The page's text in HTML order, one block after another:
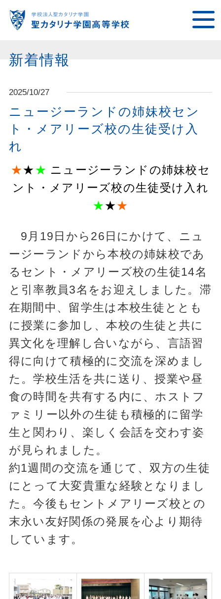
新着情報
2025/10/27
ニュージーランドの姉妹校セン
ト・メアリーズ校の生徒受け入
れ
★★★ ニュージーランドの姉妹校セ
ント・メアリーズ校の生徒受け入れ
★★★
9月19日から26日にかけて、ニュ
ージーランドから本校の姉妹校であ
るセント・メアリーズ校の生徒14名
と引率教員3名をお迎えしました。滞
在期間中、留学生は本校生徒ととも
に授業に参加し、本校の生徒と共に
異文化を理解し合いながら、言語習
得に向けて積極的に交流を深めまし
た。学校生活を共に送り、授業や昼
食の時間を共有する内に、ホストフ
ァミリー以外の生徒も積極的に留学
生と関わり、楽しく会話を交わす姿
が見られました。
約1週間の交流を通じて、双方の生徒
にとって大変貴重な経験となりまし
た。今後もセントメアリーズ校との
末永い友好関係の発展を心より期待
しています。